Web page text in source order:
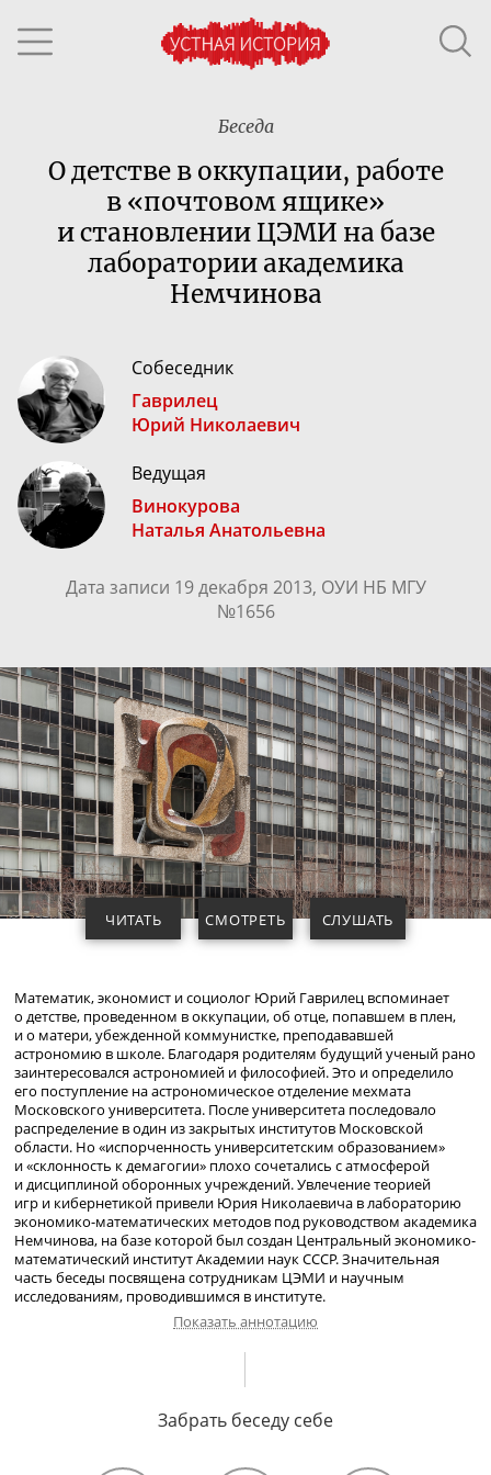
Беседа
О детстве в оккупации, работе
в «почтовом ящике»
и становлении ЦЭМИ на базе
лаборатории академика
Немчинова
Собеседник
Гаврилец
Юрий Николаевич
Ведущая
Винокурова
Наталья Анатольевна
Дата записи 19 декабря 2013, ОУИ НБ МГУ
№1656
ЧИТАТЬ СМОТРЕТЬ СЛУШАТЬ
Математик, экономист и социолог Юрий Гаврилец вспоминает
о детстве, проведенном в оккупации, об отце, попавшем в плен,
и о матери, убежденной коммунистке, преподававшей
астрономию в школе. Благодаря родителям будущий ученый рано
заинтересовался астрономией и философией. Это и определило
его поступление на астрономическое отделение мехмата
Московского университета. После университета последовало
распределение в один из закрытых институтов Московской
области. Но «испорченность университетским образованием»
и «склонность к демагогии» плохо сочетались с атмосферой
и дисциплиной оборонных учреждений. Увлечение теорией
игр и кибернетикой привели Юрия Николаевича в лабораторию
экономико-математическихметодов под руководством академика
Немчинова, на базе которой был создан Центральныйэкономико-
математическийинститут Академии наук СССР. Значительная
часть беседы посвящена сотрудникам ЦЭМИ и научным
исследованиям, проводившимся в институте.
эвакуации. Гибель маминойсестры-партизанки
о жизни в оккупации. Переезды с семьей из города в город
Показать аннотацию
Забрать беседу себе